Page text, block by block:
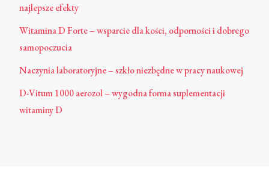
najlepsze efekty
Witamina D Forte – wsparcie dla kości, odporności i dobrego
samopoczucia
Naczynia laboratoryjne – szkło niezbędne w pracy naukowej
D-Vitum 1000 aerozol – wygodna forma suplementacji
witaminy D